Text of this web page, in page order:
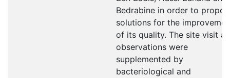
Bedrabine in order to
solutions for the
of its quality. The site visit
observations were
supplemented by
bacteriological and